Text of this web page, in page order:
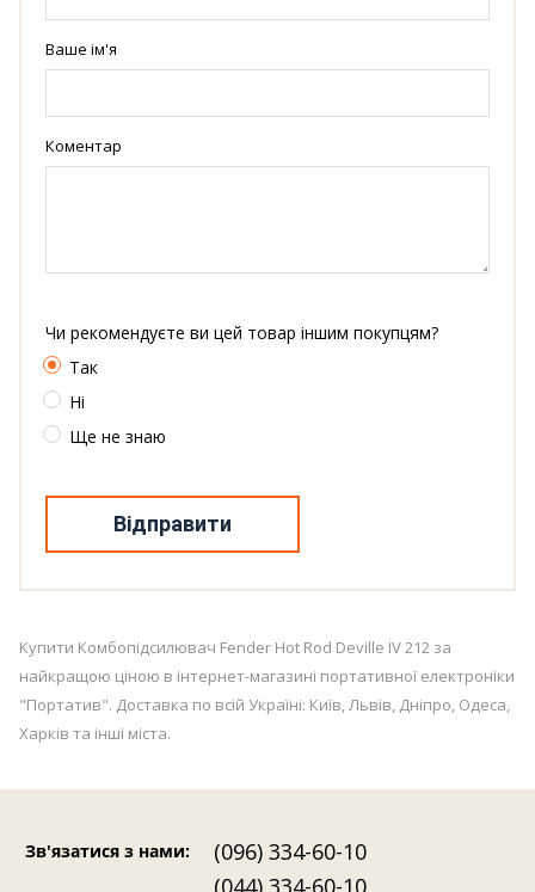
Ваше ім'я
Коментар
Чи рекомендуєте ви цей товар іншим покупцям?
Так
Ні
Ще не знаю
Відправити
Купити Комбопідсилювач Fender Hot Rod Deville IV 212 за
найкращою ціною в інтернет-магазині портативної електроніки
"Портатив". Доставка по всій Україні: Київ, Львів, Дніпро, Одеса,
Харків та інші міста.
Зв'язатися з нами:
(096) 334-60-10